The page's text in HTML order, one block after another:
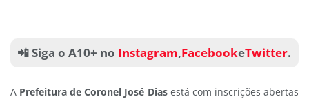
📲 Siga o A10+ no Instagram,FacebookeTwitter.
A Prefeitura de Coronel José Diasestá com inscrições abertas